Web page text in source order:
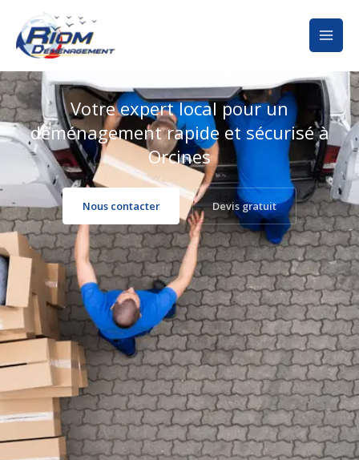
contenu
Votre expert local pour un
déménagement rapide et sécurisé à
Orcines
Nous contacter Devis gratuit